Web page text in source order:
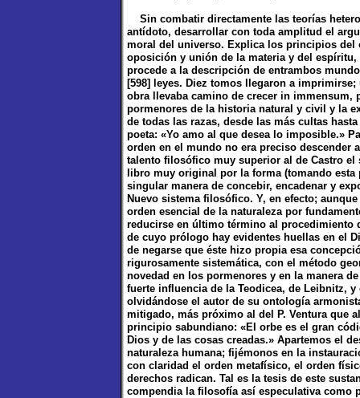
Sin combatir directamente las teorías
antídoto, desarrollar con toda amplitud el
moral del universo. Explica los principios del
oposición y unión de la materia y del
procede a la descripción de entrambos
[598] leyes. Diez tomos llegaron a
obra llevaba camino de crecer in immensum,
pormenores de la historia natural y civil y la
de todas las razas, desde las más cultas
poeta: «Yo amo al que desea lo imposible.»
orden en el mundo no era preciso descender
talento filosófico muy superior al de Castro
libro muy original por la forma (tomando
singular manera de concebir, encadenar y
Nuevo sistema filosófico. Y, en efecto;
orden esencial de la naturaleza por
reducirse en último término al procedimiento
de cuyo prólogo hay evidentes huellas en el
de negarse que éste hizo propia esa
rigurosamente sistemática, con el método
novedad en los pormenores y en la manera
fuerte influencia de la Teodicea, de Leibnitz,
olvidándose el autor de su ontología
mitigado, más próximo al del P. Ventura que
principio sabundiano: «El orbe es el gran
Dios y de las cosas creadas.» Apartemos el
naturaleza humana; fijémonos en la
con claridad el orden metafísico, el orden
derechos radican. Tal es la tesis de este
compendia la filosofía así especulativa como